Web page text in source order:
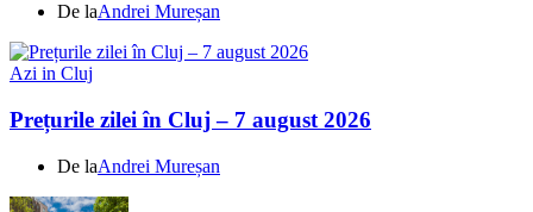
De laAndrei Mureșan
Azi in Cluj
Prețurile zilei în Cluj – 7 august 2026
De laAndrei Mureșan